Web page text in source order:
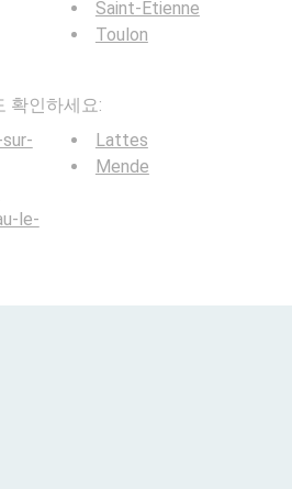
Saint-Étienne
Toulon
확인하세요:
le-
Lattes
Mende